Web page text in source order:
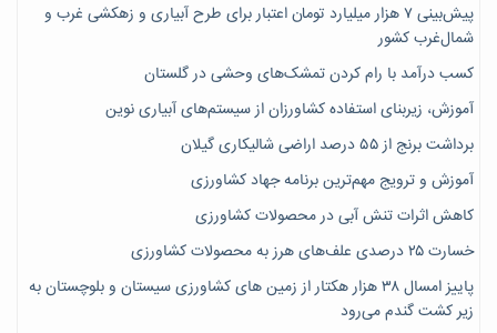
پیش‌بینی ۷‌ هزار میلیارد تومان اعتبار برای طرح آبیاری و زهکشی غرب و
شمال‌غرب کشور
کسب درآمد با رام کردن تمشک‌های وحشی در گلستان
آموزش، زیربنای استفاده کشاورزان از سیستم‌های آبیاری نوین
برداشت برنج از ۵۵ درصد اراضی شالیکاری گیلان
آموزش و ترویج مهم‌ترین برنامه جهاد کشاورزی
کاهش اثرات تنش آبی در محصولات کشاورزی
خسارت ۲۵ درصدی علف‌های هرز به محصولات کشاورزی
پاییز امسال ۳۸ هزار هکتار از زمین های کشاورزی سیستان و بلوچستان به
زیر کشت گندم می‌رود